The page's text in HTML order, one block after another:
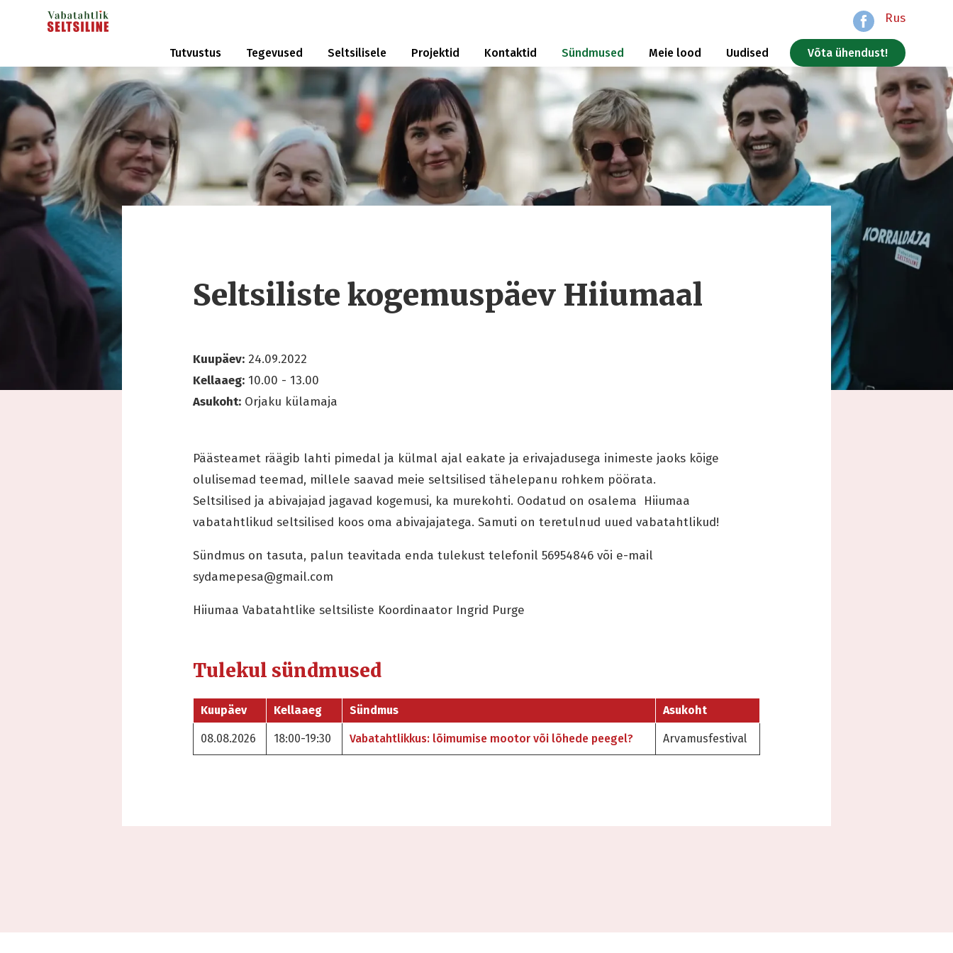
Rus
Tutvustus Tegevused Seltsilisele Projektid Kontaktid Sündmused Meie lood Uudised Võta ühendust!
Seltsiliste kogemuspäev Hiiumaal
Kuupäev: 24.09.2022
Kellaaeg: 10.00 - 13.00
Asukoht: Orjaku külamaja
Päästeamet räägib lahti pimedal ja külmal ajal eakate ja erivajadusega inimeste jaoks kõige
olulisemad teemad, millele saavad meie seltsilised tähelepanu rohkem pöörata.
Seltsilised ja abivajajad jagavad kogemusi, ka murekohti. Oodatud on osalema Hiiumaa
vabatahtlikud seltsilised koos oma abivajajatega. Samuti on teretulnud uued vabatahtlikud!
Sündmus on tasuta, palun teavitada enda tulekust telefonil 56954846 või e-mail
sydamepesa@gmail.com
Hiiumaa Vabatahtlike seltsiliste Koordinaator Ingrid Purge
Tulekul sündmused
Kuupäev Kellaaeg Sündmus Asukoht
08.08.2026 18:00-19:30 Vabatahtlikkus: lõimumise mootor või lõhede peegel? Arvamusfestival